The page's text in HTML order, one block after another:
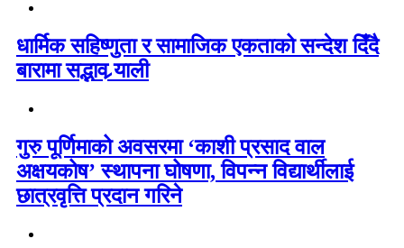
धार्मिक सहिष्णुता र सामाजिक एकताको सन्देश दिँदै
बारामा सद्भाव र्‍याली
गुरु पूर्णिमाको अवसरमा ‘काशी प्रसाद वाल
अक्षयकोष’ स्थापना घोषणा, विपन्न विद्यार्थीलाई
छात्रवृत्ति प्रदान गरिने